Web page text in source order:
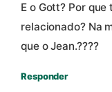
E o Gott? Por
relacionado? Na
que o Jean.????
Responder